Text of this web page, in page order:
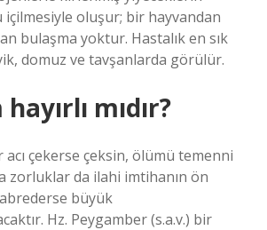
içilmesiyle oluşur; bir hayvandan
bulaşma yoktur. Hastalık en sık
domuz ve tavşanlarda görülür.
mıdır?
çekerse çeksin, ölümü temenni
zorluklar da ilahi imtihanın ön
büyük
Hz. Peygamber (s.a.v.) bir